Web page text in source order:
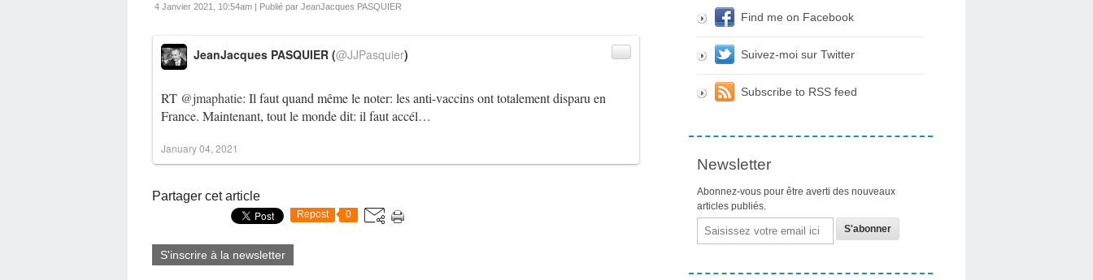
4 Janvier 2021, 10:54am | Publié par JeanJacques PASQUIER
RT @jmaphatie: Il faut quand même le noter: les anti-vaccins ont totalement disparu en
France. Maintenant, tout le monde dit: il faut accél…
JeanJacques PASQUIER (@JJPasquier)
January 04, 2021
Partager cet article
Repost 0
S'inscrire à la newsletter
Find me on Facebook
Suivez-moi sur Twitter
Subscribe to RSS feed
Newsletter
Abonnez-vous pour être averti des nouveaux
articles publiés.
Email